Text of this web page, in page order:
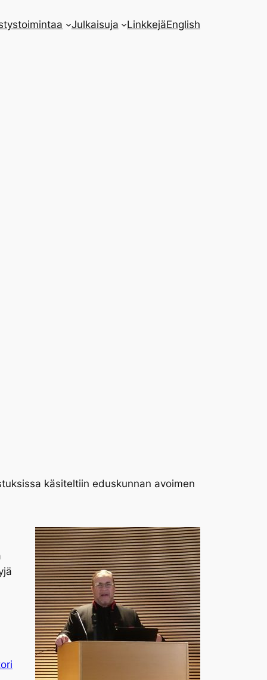
Julkaisuja LinkkejäEnglish
käsiteltiin eduskunnan avoimen